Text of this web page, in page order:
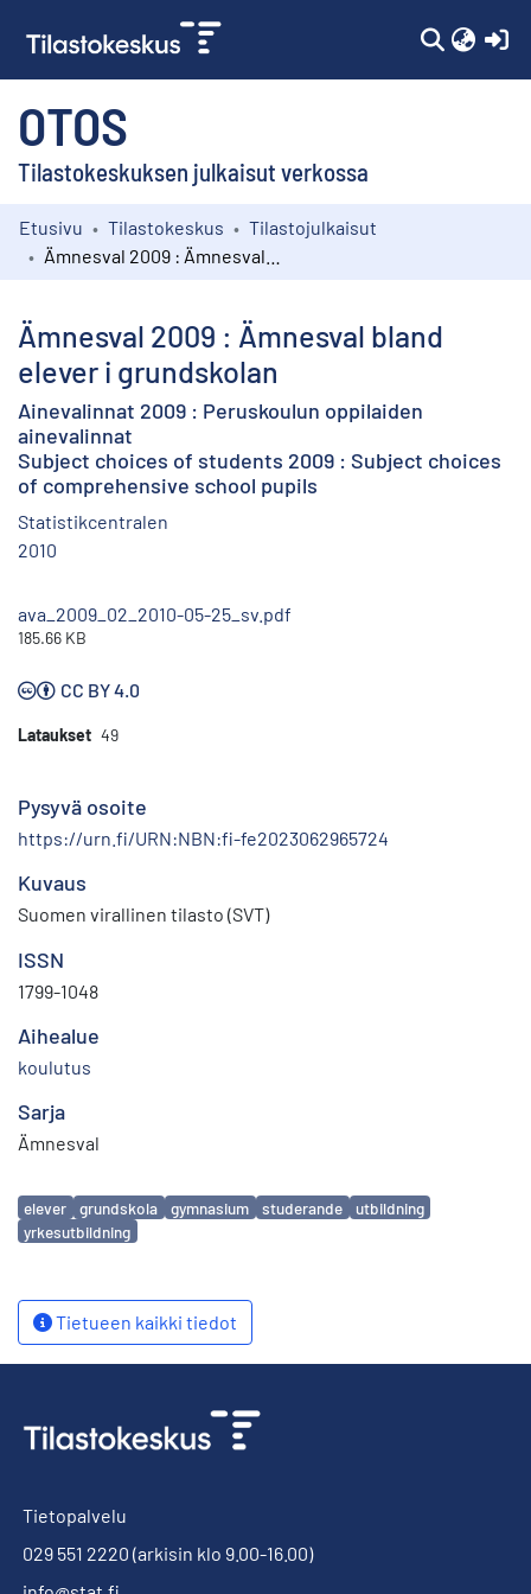
OTOS
Tilastokeskuksen julkaisut verkossa
Kokoelmat
Etusivu Tilastokeskus
Tilastojulkaisut
Ämnesval 2009 : Ämnesval bland
elever i grundskolan
Ainevalinnat 2009 : Peruskoulun oppilaiden
ainevalinnat
Subject choices of students 2009 : Subject choices
of comprehensive school pupils
Statistikcentralen
2010
ava_2009_02_2010-05-25_sv.pdf
185.66 KB
CC BY 4.0
Lataukset 49
Pysyvä osoite
https://urn.fi/URN:NBN:fi-fe2023062965724
Kuvaus
Suomen virallinen tilasto (SVT)
ISSN
1799-1048
Aihealue
koulutus
Sarja
Ämnesval
Avainsanat
elever grundskola gymnasium studerande
utbildning
yrkesutbildning
Tietueen kaikki tiedot
Tietopalvelu
029 551 2220 (arkisin klo 9.00-16.00)